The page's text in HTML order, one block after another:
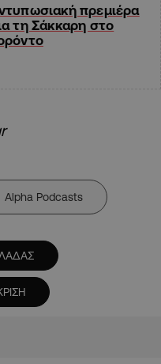
πρεμιέρα
τη Σάκκαρη στο
Alpha Podcasts